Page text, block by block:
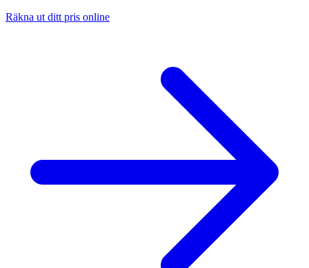
Räkna ut ditt pris online